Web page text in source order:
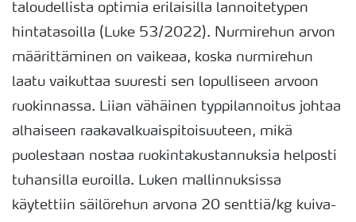
taloudellista optimia erilaisilla lannoitetypen
hintatasoilla (Luke 53/2022). Nurmirehun arvon
määrittäminen on vaikeaa, koska nurmirehun
laatu vaikuttaa suuresti sen lopulliseen arvoon
ruokinnassa. Liian vähäinen typpilannoitus johtaa
alhaiseen raakavalkuaispitoisuuteen, mikä
puolestaan nostaa ruokintakustannuksia helposti
tuhansilla euroilla. Luken mallinnuksissa
käytettiin säilörehun arvona 20 senttiä/kg kuiva-